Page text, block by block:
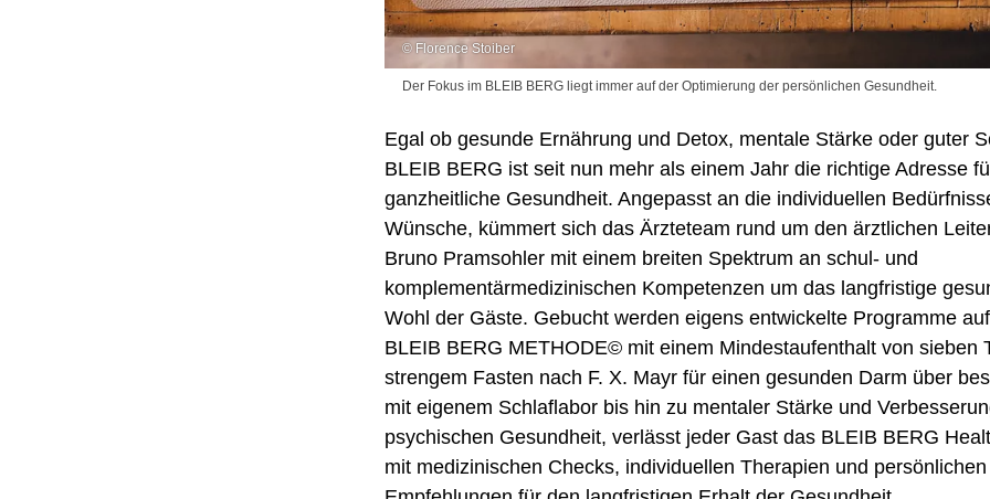
© Florence Stoiber
Der Fokus im BLEIB BERG liegt immer auf der Optimierung der persönlichen Gesundheit.
Egal ob gesunde Ernährung und Detox, mentale Stärke oder guter
BLEIB BERG ist seit nun mehr als einem Jahr die richtige Adresse
ganzheitliche Gesundheit. Angepasst an die individuellen
Wünsche, kümmert sich das Ärzteteam rund um den ärztlichen
Bruno Pramsohler mit einem breiten Spektrum an schul- und
komplementärmedizinischen Kompetenzen um das langfristige
Wohl der Gäste. Gebucht werden eigens entwickelte Programme
BLEIB BERG METHODE© mit einem Mindestaufenthalt von sieben
strengem Fasten nach F. X. Mayr für einen gesunden Darm über
mit eigenem Schlaflabor bis hin zu mentaler Stärke und
psychischen Gesundheit, verlässt jeder Gast das BLEIB BERG
mit medizinischen Checks, individuellen Therapien und persönlichen